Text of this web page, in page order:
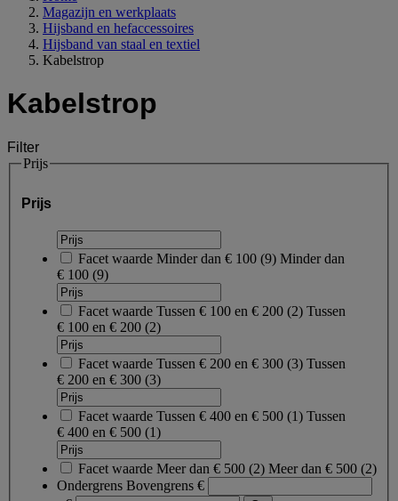
Magazijn en werkplaats
Hijsband en hefaccessoires
Hijsband van staal en textiel
Kabelstrop
Kabelstrop
Filter
Prijs
Prijs
Facet waarde Minder dan € 100 (9) Minder dan
€ 100 (9)
Facet waarde Tussen € 100 en € 200 (2) Tussen
€ 100 en € 200 (2)
Facet waarde Tussen € 200 en € 300 (3) Tussen
€ 200 en € 300 (3)
Facet waarde Tussen € 400 en € 500 (1) Tussen
€ 400 en € 500 (1)
Facet waarde Meer dan € 500 (2) Meer dan € 500 (2)
Ondergrens Bovengrens €